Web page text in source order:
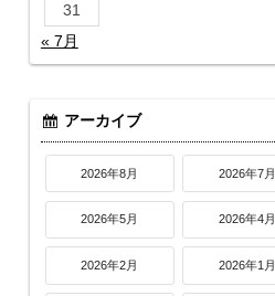
31
« 7月
アーカイブ
2026年8月 2026年7月
2026年5月 2026年4月
2026年2月 2026年1月